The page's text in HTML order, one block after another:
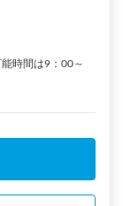
時間は9：00～